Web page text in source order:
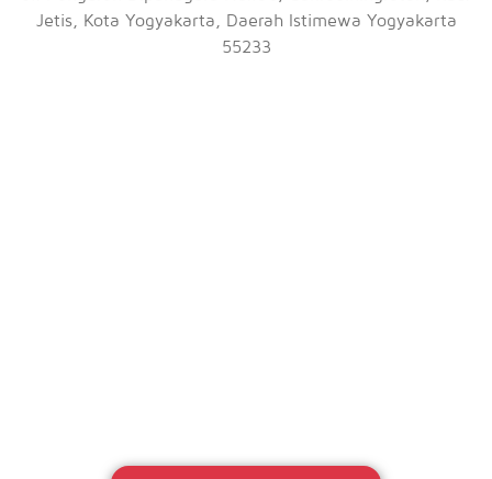
Jetis, Kota Yogyakarta, Daerah Istimewa Yogyakarta
55233